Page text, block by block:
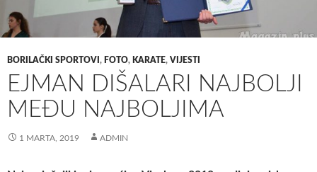
BORILAČKI SPORTOVI , FOTO, KARATE, VIJESTI
EJMAN DIŠALARI NAJBOLJI
MEĐU NAJBOLJIMA
1 MARTA, 2019 ADMIN